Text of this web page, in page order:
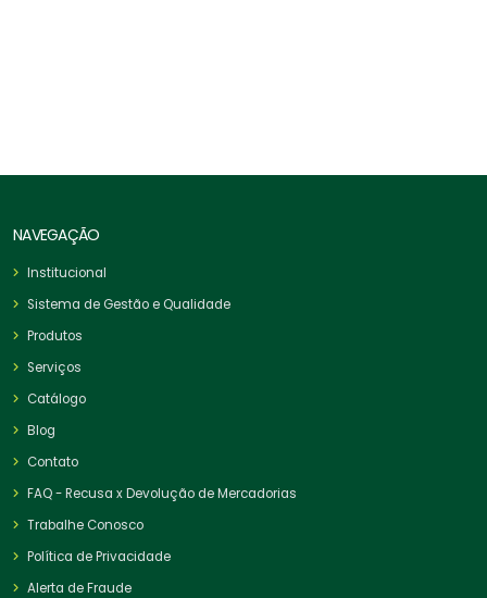
NAVEGAÇÃO
Institucional
Sistema de Gestão e Qualidade
Produtos
Serviços
Catálogo
Blog
Contato
FAQ - Recusa x Devolução de Mercadorias
Trabalhe Conosco
Política de Privacidade
Alerta de Fraude